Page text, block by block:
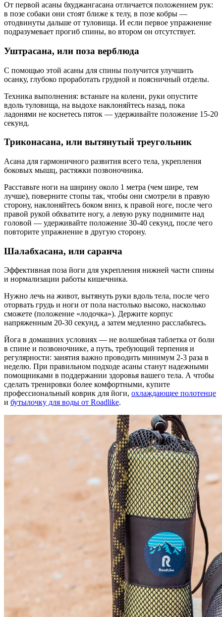
От первой асаны бхуджангасана отличается положением рук:
в позе собаки они стоят ближе к телу, в позе кобры —
отодвинуты дальше от туловища. И если первое упражнение
подразумевает прогиб спины, во втором он отсутствует.
Уштрасана, или поза верблюда
С помощью этой асаны для спины получится улучшить
осанку, глубоко проработать грудной и поясничный отделы.
Техника выполнения: встаньте на колени, руки опустите
вдоль туловища, на выдохе наклоняйтесь назад, пока
ладонями не коснетесь пяток — удерживайте положение 15-20
секунд.
Триконасана, или вытянутый треугольник
Асана для гармоничного развития всего тела, укрепления
боковых мышц, растяжки позвоночника.
Расставьте ноги на ширину около 1 метра (чем шире, тем
лучше), поверните стопы так, чтобы они смотрели в правую
сторону, наклоняйтесь боком вниз, к правой ноге, после чего
правой рукой обхватите ногу, а левую руку поднимите над
головой — удерживайте положение 30-40 секунд, после чего
повторите упражнение в другую сторону.
Шалабхасана, или саранча
Эффективная поза йоги для укрепления нижней части спины
и нормализации работы кишечника.
Нужно лечь на живот, вытянуть руки вдоль тела, после чего
оторвать грудь и ноги от пола настолько высоко, насколько
сможете (положение «лодочка»). Держите корпус
напряженным 20-30 секунд, а затем медленно расслабьтесь.
Йога в домашних условиях — не волшебная таблетка от боли
в спине и позвоночнике, а путь, требующий терпения и
регулярности: занятия важно проводить минимум 2-3 раза в
неделю. При правильном подходе асаны станут надежными
помощниками в поддержании здоровья вашего тела. А чтобы
сделать тренировки более комфортными, купите
профессиональный коврик для йоги, охлаждающее полотенце
и бутылочку для воды от Roadlike.